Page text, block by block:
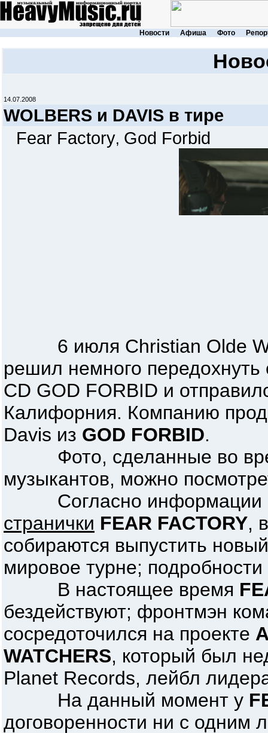
Новости Афиша Фото
14.07.2008
WOLBERS и DAVIS в тире
Fear Factory, God Forbid
6 июля Christian Olde
решил немного
CD GOD FORBID и
Калифорния. Компанию
Davis из GOD FORBID.
Фото, сделанные во
музыкантов, можно
Согласно информации
странички FEAR FACTORY,
собираются выпустить
мировое турне;
В настоящее время
бездействуют; фронтмэн
сосредоточился на проекте
WATCHERS, который был
Planet Records, лейбл
На данный момент у
договоренности ни с одним